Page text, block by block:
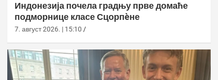
Индонезија почела градњу прве домаће
подморнице класе Сцорпèне
7. август 2026. | 15:10